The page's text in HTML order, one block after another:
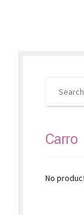
product
Carro
No